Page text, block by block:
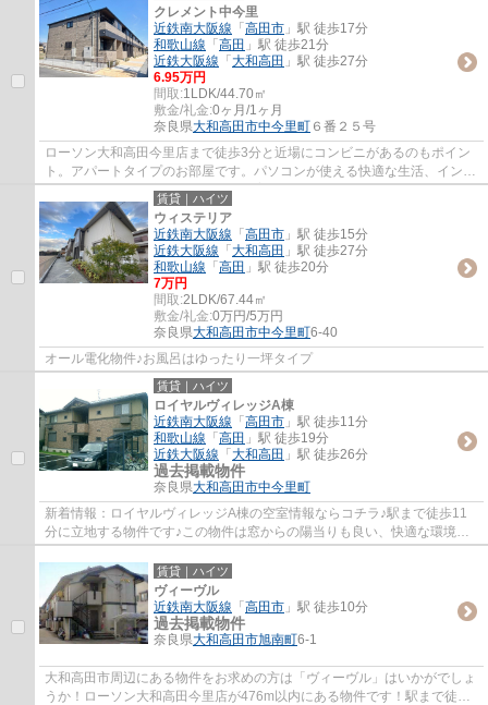
クレメント中今里
近鉄南大阪線 「 高田市 」駅 徒歩17分
和歌山線 「 高田 」駅 徒歩21分
近鉄大阪線 「 大和高田 」駅 徒歩27分
6.95万円
間取:1LDK/44.70㎡
敷金/礼金:0ヶ月/1ヶ月
奈良県大和高田市中今里町 ６番２５号
ローソン大和高田今里店まで徒歩3分と近場にコンビニがあるのもポイン
ト。アパートタイプのお部屋です。パソコンが使える快適な生活、インタ
ーネットの回線を導入。ペットの飼育が可能...
賃貸｜ハイツ
ウィステリア
近鉄南大阪線 「 高田市 」駅 徒歩15分
近鉄大阪線 「 大和高田 」駅 徒歩27分
和歌山線 「 高田 」駅 徒歩20分
7万円
間取:2LDK/67.44㎡
敷金/礼金:0万円/5万円
奈良県大和高田市中今里町6-40
オール電化物件♪お風呂はゆったり一坪タイプ
賃貸｜ハイツ
ロイヤルヴィレッジA棟
近鉄南大阪線 「 高田市 」駅 徒歩11分
和歌山線 「 高田 」駅 徒歩19分
近鉄大阪線 「 大和高田 」駅 徒歩26分
過去掲載物件
奈良県大和高田市中今里町
新着情報：ロイヤルヴィレッジA棟の空室情報ならコチラ♪駅まで徒歩11
分に立地する物件です♪この物件は窓からの陽当りも良い、快適な環境の
整った物件です♪ネットの回線工事が済んでい...
賃貸｜ハイツ
ヴィーヴル
近鉄南大阪線 「 高田市 」駅 徒歩10分
過去掲載物件
奈良県大和高田市旭南町6-1
大和高田市周辺にある物件をお求めの方は「ヴィーヴル」はいかがでしょ
うか！ローソン大和高田今里店が476m以内にある物件です！駅まで徒歩9